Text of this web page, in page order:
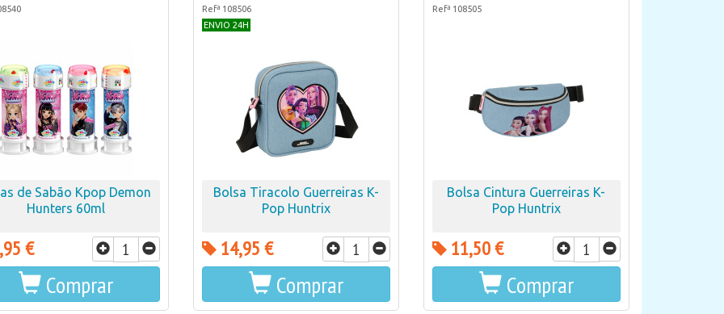
de Sabão Kpop Demon
Hunters 60ml
€
Comprar
Refª 108506
ENVIO 24H
Bolsa Tiracolo Guerreiras K-
Pop Huntrix
14,95 €
Comprar
Refª 108505
Bolsa Cintura Guerreiras K-
Pop Huntrix
11,50 €
Comprar